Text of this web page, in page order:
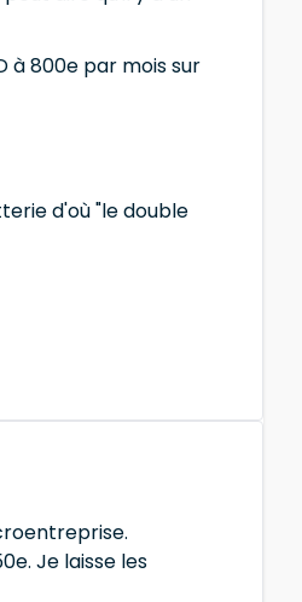
à 800e par mois sur
d'où "le double
Je laisse les